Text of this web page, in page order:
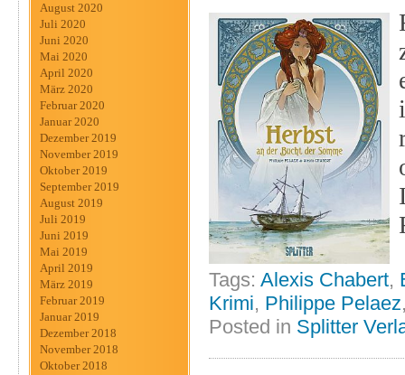
August 2020
Juli 2020
Juni 2020
Mai 2020
April 2020
März 2020
Februar 2020
Januar 2020
Dezember 2019
November 2019
Oktober 2019
September 2019
August 2019
Juli 2019
Juni 2019
Mai 2019
April 2019
März 2019
Februar 2019
Januar 2019
Dezember 2018
November 2018
Oktober 2018
Tags: Alexis Chabert,
Krimi, Philippe Pelaez
Posted in Splitter